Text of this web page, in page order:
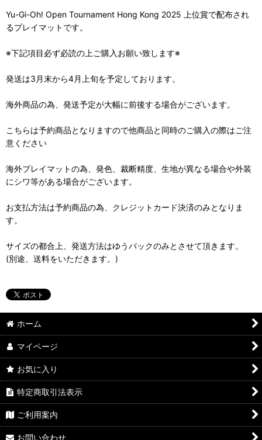
Yu-Gi-Oh! Open Tournament Hong Kong 2025 上位賞で配布され
るプレイマットです。
※下記項目必ず必読の上ご購入お願い致します※
発送は3月末から4月上旬を予定しております。
海外商品の為、発送予定が大幅に前後する場合がございます。
こちらは予約商品となりますので他商品と同時のご購入の際はご注
意ください
海外プレイマットの為、発色、裁断精度、生地が異なる場合や外装
にシワ等がある場合がございます。
お支払方法は予約商品の為、クレジットカード決済のみとなりま
す。
サイズの都合上、発送方法はゆうパックのみとさせて頂きます。
(別途、送料をいただきます。)
ホーム
マイページ
お気に入り
特定商取引法表示
ご利用案内
お問い合わせ